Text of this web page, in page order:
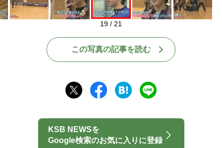
19 / 21
この写真の記事を読む
KSB NEWSを
Google検索のお気に入りに登録